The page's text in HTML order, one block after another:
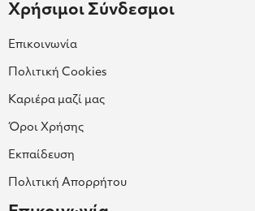
Χρήσιμοι Σύνδεσμοι
Επικοινωνία
Πολιτική Cookies
Καριέρα μαζί μας
Όροι Χρήσης
Εκπαίδευση
Πολιτική Απορρήτου